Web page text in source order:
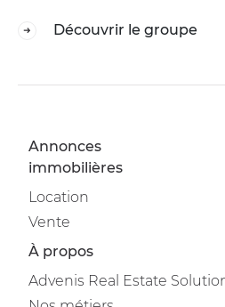
Découvrir le groupe
Annonces
immobilières
Location
Vente
À propos
Advenis Real Estate